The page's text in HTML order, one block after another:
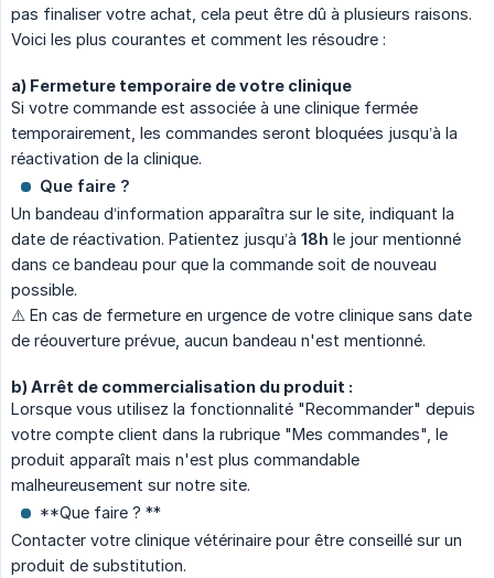
pas finaliser votre achat, cela peut être dû à plusieurs raisons.
Voici les plus courantes et comment les résoudre :
a) Fermeture temporaire de votre clinique
Si votre commande est associée à une clinique fermée
temporairement, les commandes seront bloquées jusqu’à la
réactivation de la clinique.
Que faire ?
Un bandeau d’information apparaîtra sur le site, indiquant la
date de réactivation. Patientez jusqu’à 18h le jour mentionné
dans ce bandeau pour que la commande soit de nouveau
possible.
⚠️ En cas de fermeture en urgence de votre clinique sans date
de réouverture prévue, aucun bandeau n'est mentionné.
b) Arrêt de commercialisation du produit :
Lorsque vous utilisez la fonctionnalité "Recommander" depuis
votre compte client dans la rubrique "Mes commandes", le
produit apparaît mais n'est plus commandable
malheureusement sur notre site.
**Que faire ? **
Contacter votre clinique vétérinaire pour être conseillé sur un
produit de substitution.